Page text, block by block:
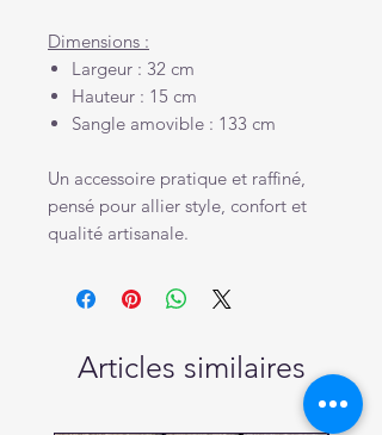
Dimensions :
Largeur : 32 cm
Hauteur : 15 cm
Sangle amovible : 133 cm
Un accessoire pratique et raffiné,
pensé pour allier style, confort et
qualité artisanale.
Articles similaires